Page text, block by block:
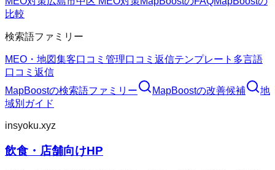
比較
検索語ファミリー
MEO・地図集客口コミ管理口コミ返信テンプレート 多言語
口コミ返信
MapBoostの検索語ファミリー MapBoostの改善候補
地
域別ガイド
insyoku.xyz
飲食・店舗向けHP